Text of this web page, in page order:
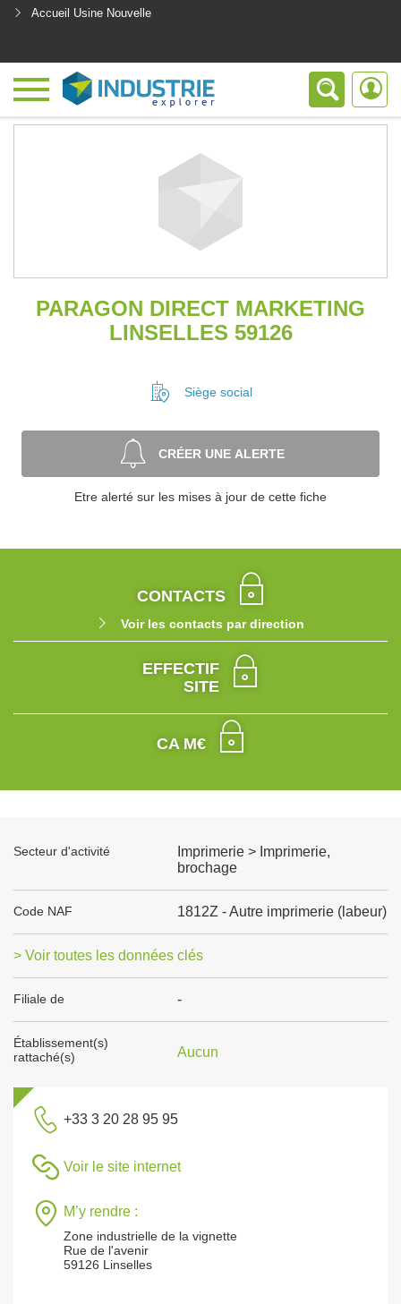
Accueil Usine Nouvelle
PARAGON DIRECT MARKETING
LINSELLES 59126
Siège social
CRÉER UNE ALERTE
Etre alerté sur les mises à jour de cette fiche
CONTACTS
Voir les contacts par direction
EFFECTIF
SITE
CA M€
Secteur d'activité
Imprimerie > Imprimerie,
brochage
Code NAF 1812Z - Autre imprimerie (labeur)
> Voir toutes les données clés
Filiale de -
Établissement(s)
rattaché(s)
Aucun
+33 3 20 28 95 95
Voir le site internet
M’y rendre :
Zone industrielle de la vignette
Rue de l'avenir
59126 Linselles